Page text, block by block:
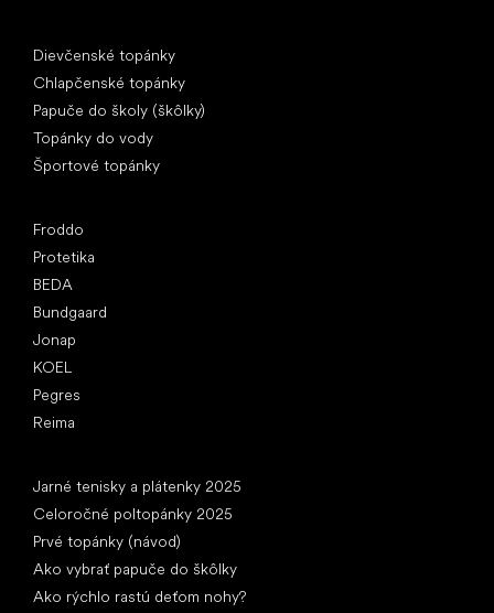
Dievčenské topánky
Chlapčenské topánky
Papuče do školy (škôlky)
Topánky do vody
Športové topánky
Froddo
Protetika
BEDA
Bundgaard
Jonap
KOEL
Pegres
Reima
Jarné tenisky a plátenky 2025
Celoročné poltopánky 2025
Prvé topánky (návod)
Ako vybrať papuče do škôlky
Ako rýchlo rastú deťom nohy?